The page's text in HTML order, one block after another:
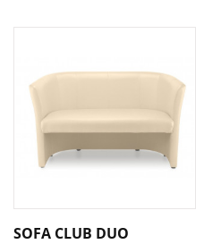
SOFA CLUB DUO